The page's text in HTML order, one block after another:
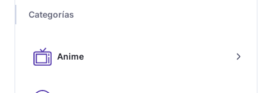
Categorías
Anime